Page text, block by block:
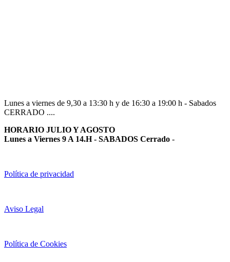
Lunes a viernes de 9,30 a 13:30 h y de 16:30 a 19:00 h - Sabados
CERRADO ....
HORARIO JULIO Y AGOSTO
Lunes a Viernes 9 A 14.H - SABADOS Cerrado -
Política de privacidad
Aviso Legal
Política de Cookies